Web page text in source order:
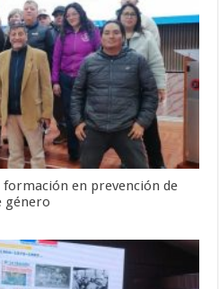
formación en prevención de
género